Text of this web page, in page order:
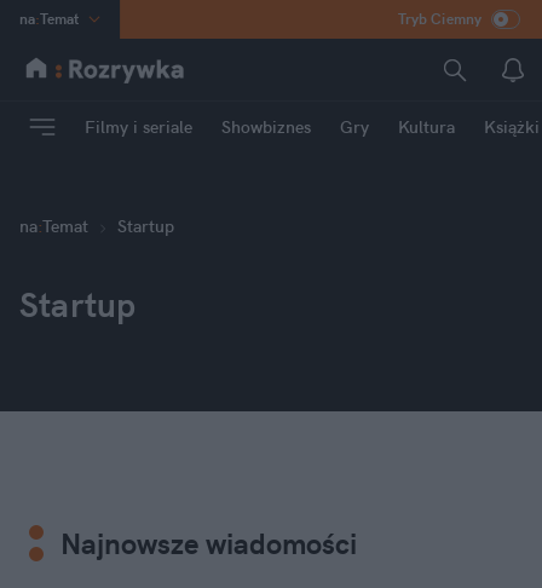
na:Temat
INN Poland
mama
Rozrywka
Tryb Ciemny
Filmy i seriale Showbiznes Gry Kultura Książki
na:Temat Startup
Startup
Najnowsze wiadomości